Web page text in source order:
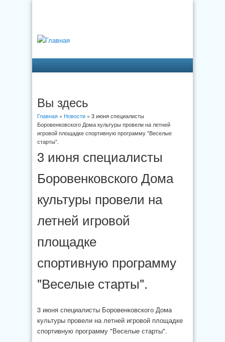
Вы здесь
Главная» Новости» 3 июня специалисты
Боровенковского Дома культуры провели на летней
игровой площадке спортивную программу "Веселые
старты".
3 июня специалисты
Боровенковского Дома
культуры провели на
летней игровой
площадке
спортивную программу
"Веселые старты".
3 июня специалисты Боровенковского Дома
культуры провели на летней игровой площадке
спортивную программу "Веселые старты".